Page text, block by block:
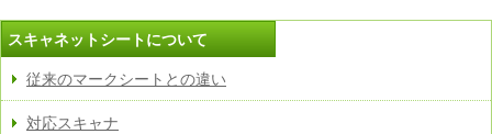
スキャネットシートについて
従来のマークシートとの違い
対応スキャナ